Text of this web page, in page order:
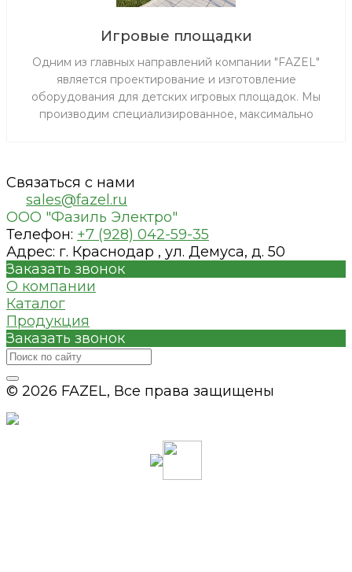
Игровые площадки
Одним из главных направлений компании "FAZEL"
является проектирование и изготовление
оборудования для детских игровых площадок. Мы
производим специализированное, максимально
продукция прошла добровольную сертификацию в
федеральном агентстве по техническому
регулированию и метрологии. Сертификат
соответствия можно посмотреть ниже.
Связаться с нами
sales@fazel.ru
ООО "Фазиль Электро"
Телефон: +7 (928) 042-59-35
Адрес: г. Краснодар , ул. Демуса, д. 50
Заказать звонок
О компании
Каталог
Продукция
Заказать звонок
© 2026 FAZEL, Все права защищены